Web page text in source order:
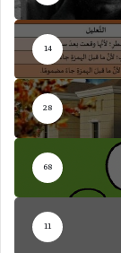
14
28
68
11